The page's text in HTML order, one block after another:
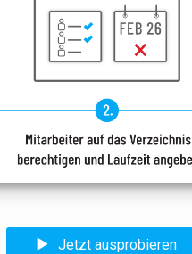
Jetzt ausprobieren